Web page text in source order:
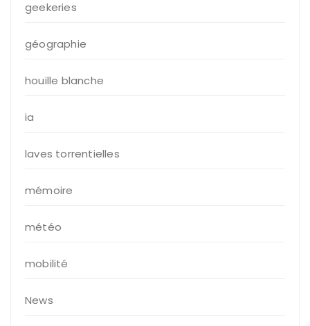
geekeries
géographie
houille blanche
ia
laves torrentielles
mémoire
météo
mobilité
News